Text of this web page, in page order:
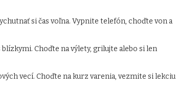
si čas voľna. Vypnite telefón, choďte von a
blízkymi. Choďte na výlety, grilujte alebo si len
vecí. Choďte na kurz varenia, vezmite si lekciu